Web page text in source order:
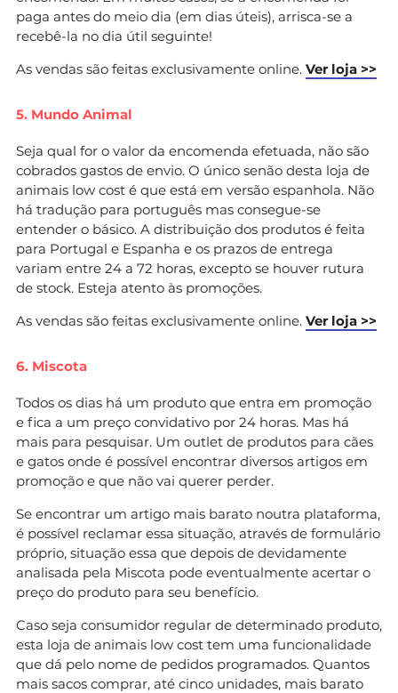
paga antes do meio dia (em dias úteis), arrisca-se a
recebê-la no dia útil seguinte!
As vendas são feitas exclusivamente online. Ver loja >>
5. Mundo Animal
Seja qual for o valor da encomenda efetuada, não são
cobrados gastos de envio. O único senão desta loja de
animais low cost é que está em versão espanhola. Não
há tradução para português mas consegue-se
entender o básico. A distribuição dos produtos é feita
para Portugal e Espanha e os prazos de entrega
variam entre 24 a 72 horas, excepto se houver rutura
de stock. Esteja atento às promoções.
As vendas são feitas exclusivamente online. Ver loja >>
6. Miscota
Todos os dias há um produto que entra em promoção
e fica a um preço convidativo por 24 horas. Mas há
mais para pesquisar. Um outlet de produtos para cães
e gatos onde é possível encontrar diversos artigos em
promoção e que não vai querer perder.
Se encontrar um artigo mais barato noutra plataforma,
é possível reclamar essa situação, através de formulário
próprio, situação essa que depois de devidamente
analisada pela Miscota pode eventualmente acertar o
preço do produto para seu benefício.
Caso seja consumidor regular de determinado produto,
esta loja de animais low cost tem uma funcionalidade
que dá pelo nome de pedidos programados. Quantos
mais sacos comprar, até cinco unidades, mais barato